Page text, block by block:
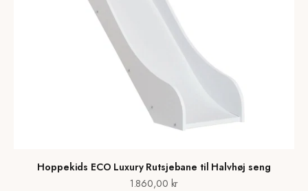
Hoppekids ECO Luxury Rutsjebane til Halvhøj seng
Salgspris
1.860,00 kr